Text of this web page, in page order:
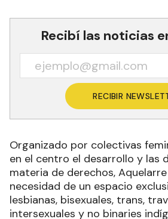
Recibí las noticias
RECIBIR
Organizado por colectivas
en el centro el desarrollo y las
materia de derechos,
necesidad de un espacio
lesbianas, bisexuales, trans,
intersexuales y no binaries